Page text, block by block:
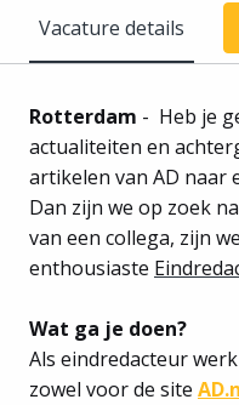
Vacature details
Rotterdam - Heb je
actualiteiten en
artikelen van AD naar
Dan zijn we op zoek
van een collega, zijn
enthousiaste
Wat ga je doen?
Als eindredacteur
zowel voor de site